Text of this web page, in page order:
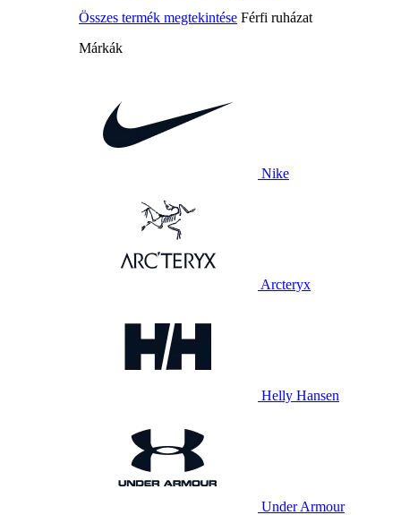
Összes termék megtekintése Férfi ruházat
Márkák
Nike
Arcteryx
Helly Hansen
Under Armour